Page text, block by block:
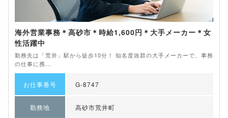
海外営業事務＊高砂市＊時給1,600円＊大手メーカー＊女
性活躍中
勤務先は「荒井」駅から徒歩10分！ 知名度抜群の大手メーカーで、事務
の仕事に携...
お仕事番号 G-8747
勤務地 高砂市荒井町